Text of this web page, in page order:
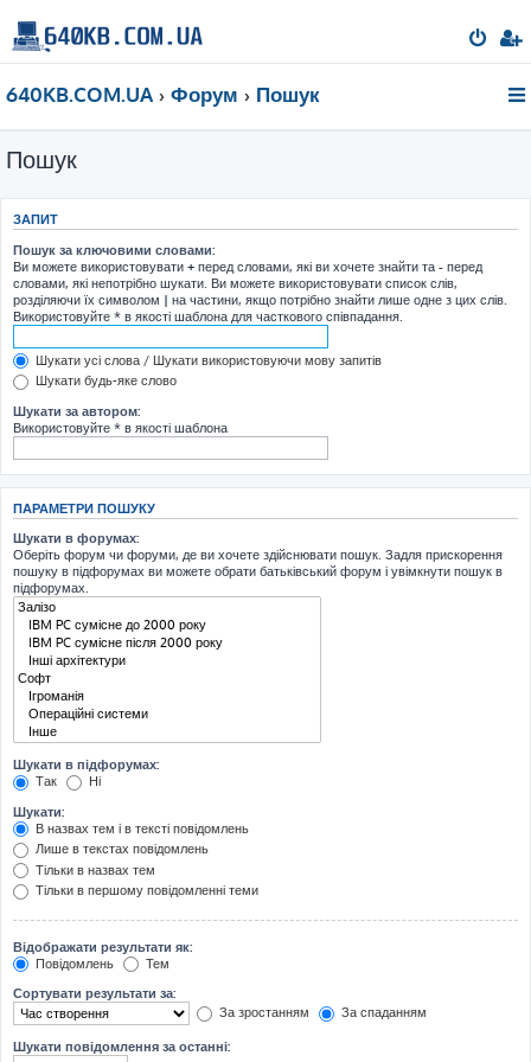
640KB.COM.UA Форум Пошук
Пошук
ЗАПИТ
Пошук за ключовими словами:
Ви можете використовувати + перед словами, які ви хочете знайти та - перед
словами, які непотрібно шукати. Ви можете використовувати список слів,
розділяючи їх символом | на частини, якщо потрібно знайти лише одне з цих слів.
Використовуйте * в якості шаблона для часткового співпадання.
Шукати усі слова / Шукати використовуючи мову запитів
Шукати будь-яке слово
Шукати за автором:
Використовуйте * в якості шаблона
ПАРАМЕТРИ ПОШУКУ
Шукати в форумах:
Оберіть форум чи форуми, де ви хочете здійснювати пошук. Задля прискорення
пошуку в підфорумах ви можете обрати батьківський форум і увімкнути пошук в
підфорумах.
Шукати в підфорумах:
Так
Ні
Шукати:
В назвах тем і в тексті повідомлень
Лише в текстах повідомлень
Тільки в назвах тем
Тільки в першому повідомленні теми
Відображати результати як:
Повідомлень
Тем
Сортувати результати за:
За зростанням
За спаданням
Шукати повідомлення за останні: